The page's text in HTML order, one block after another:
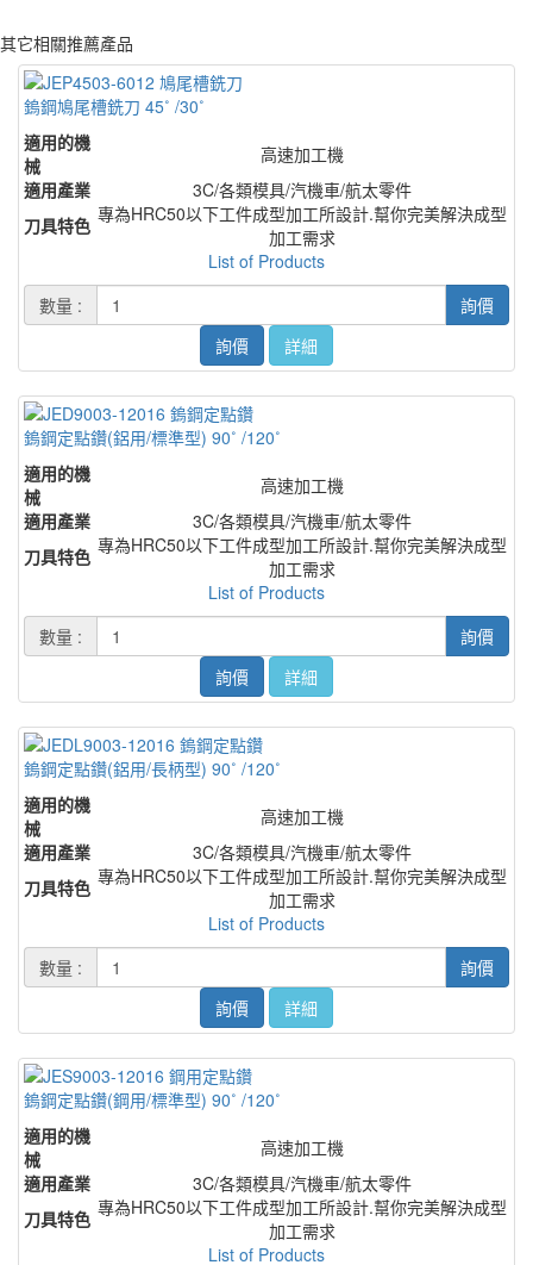
其它相關推薦產品
鎢鋼鳩尾槽銑刀 45˚ /30˚
適用的機
械
高速加工機
適用產業
3C/各類模具/汽機車/航太零件
刀具特色 專為HRC50以下工件成型加工所設計.幫你完美解決成型
加工需求
List of Products
數量 :
詢價
詢價
詳細
鎢鋼定點鑽(鋁用/標準型) 90˚ /120˚
適用的機
械
高速加工機
適用產業
3C/各類模具/汽機車/航太零件
刀具特色 專為HRC50以下工件成型加工所設計.幫你完美解決成型
加工需求
List of Products
數量 :
詢價
詢價
詳細
鎢鋼定點鑽(鋁用/長柄型) 90˚ /120˚
適用的機
械
高速加工機
適用產業
3C/各類模具/汽機車/航太零件
刀具特色 專為HRC50以下工件成型加工所設計.幫你完美解決成型
加工需求
List of Products
數量 :
詢價
詢價
詳細
鎢鋼定點鑽(鋼用/標準型) 90˚ /120˚
適用的機
械
高速加工機
適用產業
3C/各類模具/汽機車/航太零件
刀具特色 專為HRC50以下工件成型加工所設計.幫你完美解決成型
加工需求
List of Products